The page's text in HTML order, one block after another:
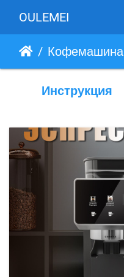
OULEMEI
Кофемашина
Инструкция